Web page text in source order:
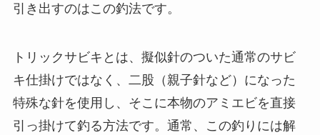
引き出すのはこの釣法です。
トリックサビキとは、擬似針のついた通常のサビ
キ仕掛けではなく、二股（親子針など）になった
特殊な針を使用し、そこに本物のアミエビを直接
引っ掛けて釣る方法です。通常、この釣りには解